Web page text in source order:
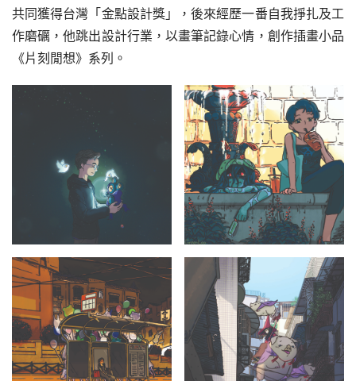
共同獲得台灣「金點設計獎」，後來經歷一番自我掙扎及工
作磨礪，他跳出設計行業，以畫筆記錄心情，創作插畫小品
《片刻閒想》系列。